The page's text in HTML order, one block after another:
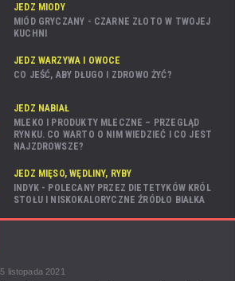
JEDZ MIODY
MIÓD GRYCZANY - CZARNE ZŁOTO W TWOJEJ
KUCHNI
JEDZ WARZYWA I OWOCE
CO JEŚĆ, ABY DŁUGO I ZDROWO ŻYĆ?
JEDZ NABIAŁ
MLEKO I PRODUKTY MLECZNE – PRZEGLĄD
RYNKU. CO WARTO O NIM WIEDZIEĆ I CO JEST
NAJZDROWSZE?
JEDZ MIĘSO, WĘDLINY, RYBY
INDYK - POLECANY PRZEZ DIETETYKÓW KRÓL
STOŁU I NISKOKALORYCZNE ŹRÓDŁO BIAŁKA
5 listopada 2021